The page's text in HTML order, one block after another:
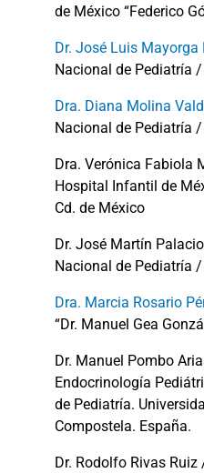
de México “Federico
Dr. José Luis Mayorga
Nacional de Pediatría /
Dra. Diana Molina
Nacional de Pediatría /
Dra. Verónica Fabiola
Hospital Infantil de
Cd. de México
Dr. José Martín
Nacional de Pediatría /
Dra. Marcia Rosario
“Dr. Manuel Gea
Dr. Manuel Pombo
Endocrinología
de Pediatría.
Compostela. España.
Dr. Rodolfo Rivas